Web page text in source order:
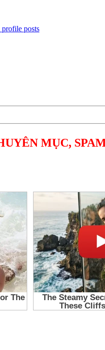
profile posts
MỤC,